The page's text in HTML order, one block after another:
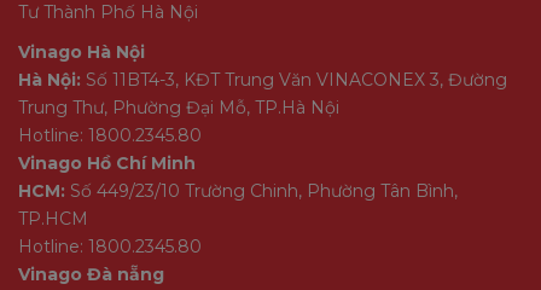
Tư Thành Phố Hà Nội
Vinago Hà Nội
Hà Nội: Số 11BT4-3, KĐT Trung Văn VINACONEX 3, Đường
Trung Thư, Phường Đại Mỗ, TP.Hà Nội
Hotline: 1800.2345.80
Vinago Hồ Chí Minh
HCM: Số 449/23/10 Trường Chinh, Phường Tân Bình,
TP.HCM
Hotline: 1800.2345.80
Vinago Đà nẵng